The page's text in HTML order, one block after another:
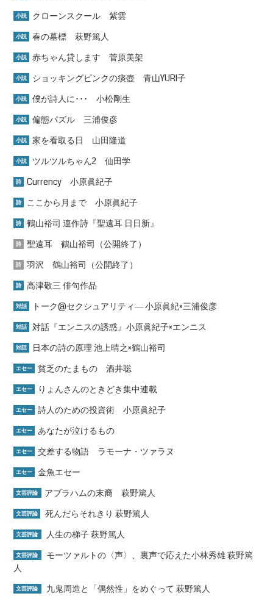
小説 クローンスクール 紫雲
小説 春の墓標 萩野篤人
小説 赤ちゃん貸します 菅原美架
小説 ショッキングピンクの痰壺 青山YURI子
小説 僕が詩人に･･･ 小松剛生
小説 偏態パズル 三浦俊彦
小説 家を看取る日 山田隆道
小説 ツルツルちゃん2 仙田学
詩 Currency 小原眞紀子
詩 ここから月まで 小原眞紀子
詩 鶴山裕司 連作詩『聖遠耳 日日新』
詩 聖遠耳 鶴山裕司（公開終了）
詩 羽沢 鶴山裕司（公開終了）
詩 高津敬三 俳句作品
対話 トーク@セクシュアリティ― 小原眞紀×三浦俊彦
対話 対話『エンニスの誘惑』小原眞紀子×エンニス
対話 日本の詩の原理 池上晴之×鶴山裕司
エセー 貧乏のたまもの 酒井聡
エセー りょんさんのときどき集中連載
エセー 詩人のための投資術 小原眞紀子
エセー あなたが泣けるもの
エセー 交差する物語 ラモーナ・ツァラヌ
エセー 金魚エセー
文芸評論 アブラハムの末裔 萩野篤人
文芸評論 死んだらそれきり 萩野篤人
文芸評論 人生の梯子 萩野篤人
文芸評論
モーツァルトの〈声〉、裏声で応えた小林秀雄 萩野篤
人
文芸評論 九鬼周造と「偶然性」をめぐって 萩野篤人